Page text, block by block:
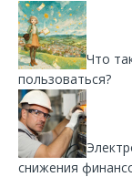
Что
пользоваться?
снижения